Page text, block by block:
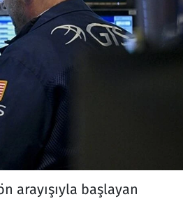
arayışıyla başlayan